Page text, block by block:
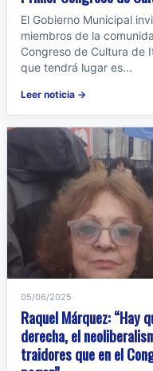
El Gobierno Municipal
miembros de la
Congreso de Cultura de
que tendrá lugar es...
Leer noticia →
05/06/2025
Raquel Márquez: “Hay
derecha, el
traidores que en el